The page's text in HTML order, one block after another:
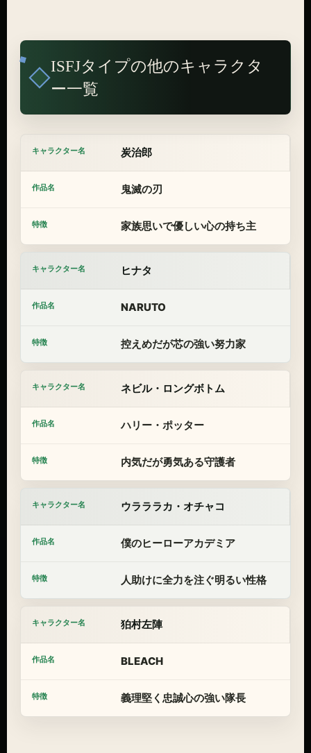
ISFJタイプの他のキャラクタ
ー一覧
炭治郎
鬼滅の刃
家族思いで優しい心の持ち主
ヒナタ
NARUTO
控えめだが芯の強い努力家
ネビル・ロングボトム
ハリー・ポッター
内気だが勇気ある守護者
ウラララカ・オチャコ
僕のヒーローアカデミア
人助けに全力を注ぐ明るい性格
狛村左陣
BLEACH
義理堅く忠誠心の強い隊長